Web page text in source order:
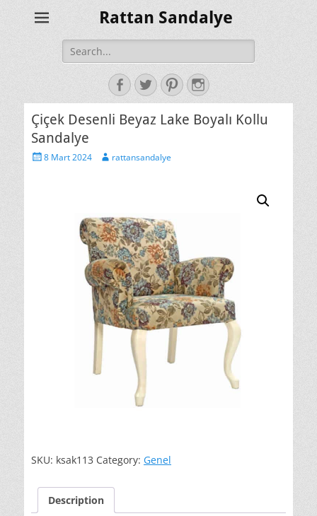
Rattan Sandalye
Search
for:
Facebook
TwitterPinterestInstagram
Çiçek Desenli Beyaz Lake Boyalı Kollu
Sandalye
Posted8 Mart 2024 Authorrattansandalye
SKU: ksak113 Category: Genel
Description